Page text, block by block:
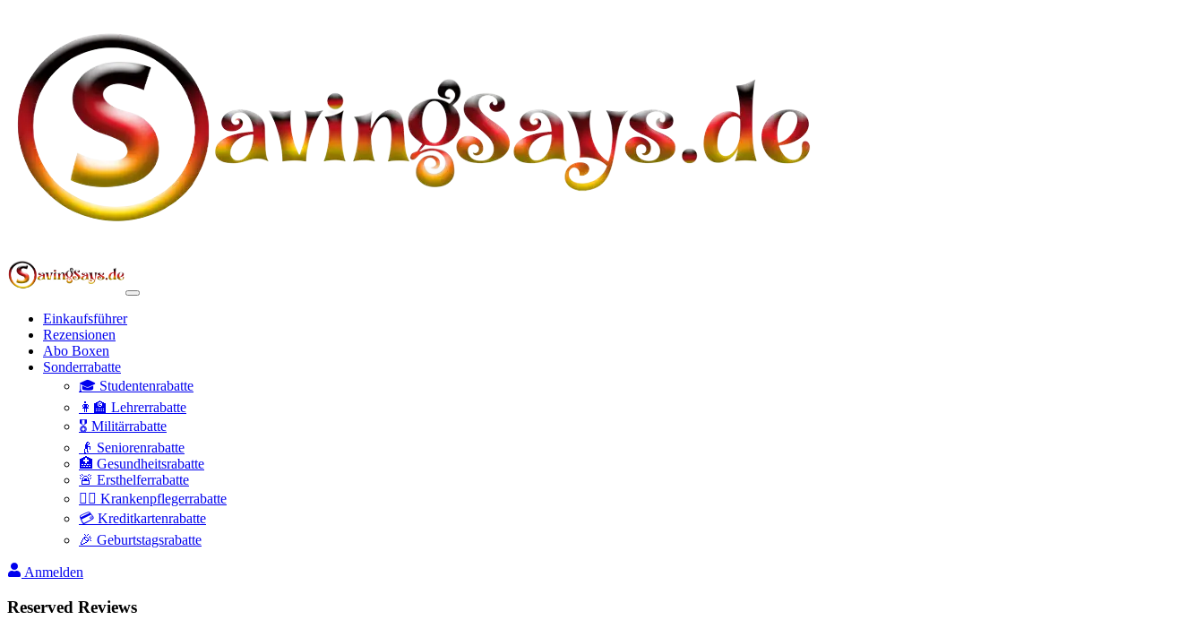
Einkaufsführer
Rezensionen
Abo Boxen
Sonderrabatte
🎓 Studentenrabatte
👩‍🏫 Lehrerrabatte
🎖️ Militärrabatte
👴 Seniorenrabatte
🏥 Gesundheitsrabatte
🚨 Ersthelferrabatte
👩‍⚕️ Krankenpflegerrabatte
💳 Kreditkartenrabatte
🎉 Geburtstagsrabatte
Anmelden
Reserved Reviews